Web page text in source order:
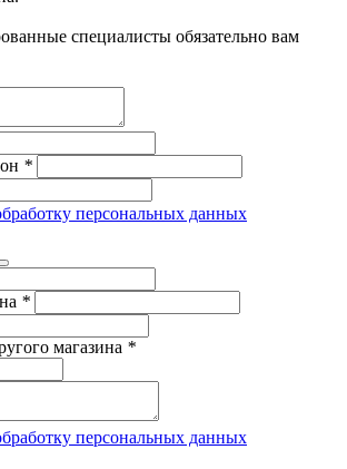
специалисты обязательно вам
*
персональных данных
*
магазина *
персональных данных